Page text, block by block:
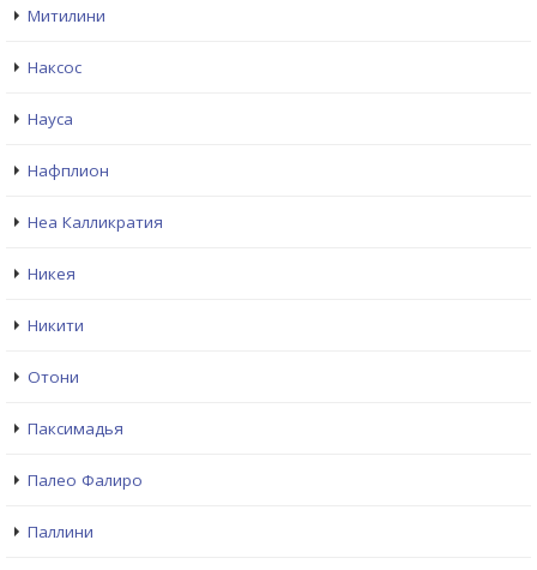
Митилини
Наксос
Науса
Нафплион
Неа Калликратия
Никея
Никити
Отони
Паксимадья
Палео Фалиро
Паллини